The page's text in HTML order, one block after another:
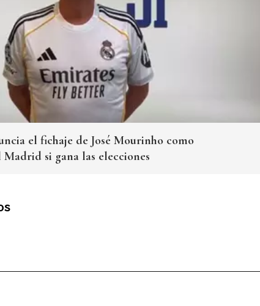
el fichaje de José Mourinho como
si gana las elecciones